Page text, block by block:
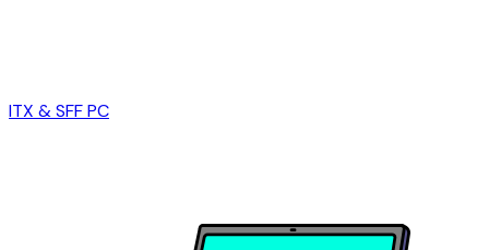
ITX & SFF PC